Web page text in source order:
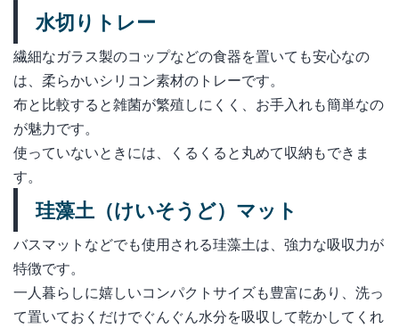
水切りトレー
繊細なガラス製のコップなどの食器を置いても安心なの
は、柔らかいシリコン素材のトレーです。
布と比較すると雑菌が繁殖しにくく、お手入れも簡単なの
が魅力です。
使っていないときには、くるくると丸めて収納もできま
す。
珪藻土（けいそうど）マット
バスマットなどでも使用される珪藻土は、強力な吸収力が
特徴です。
一人暮らしに嬉しいコンパクトサイズも豊富にあり、洗っ
て置いておくだけでぐんぐん水分を吸収して乾かしてくれ